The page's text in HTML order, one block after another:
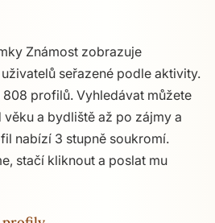
Známost zobrazuje
seřazené podle aktivity.
profilů. Vyhledávat můžete
a bydliště až po zájmy a
nabízí 3 stupně soukromí.
stačí kliknout a poslat mu